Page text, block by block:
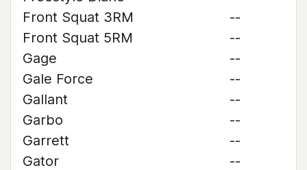
Front Squat 3RM
--
Front Squat 5RM
--
Gage
--
Gale Force
--
Gallant
--
Garbo
--
Garrett
--
Gator
--